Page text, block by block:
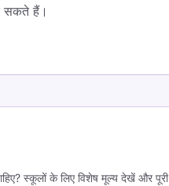
सकते हैं।
स्कूलों के लिए विशेष मूल्य देखें और पूरी